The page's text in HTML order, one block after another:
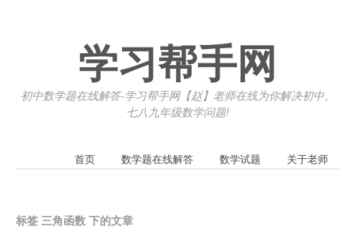
学习帮手网
初中数学题在线解答-学习帮手网【赵】老师在线为你解决初中、
七八九年级数学问题!
首页 数学题在线解答 数学试题 关于老师
标签 三角函数 下的文章